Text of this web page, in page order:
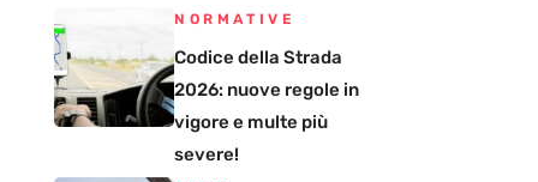
NORMATIVE
Codice della Strada
2026: nuove regole in
vigore e multe più
severe!